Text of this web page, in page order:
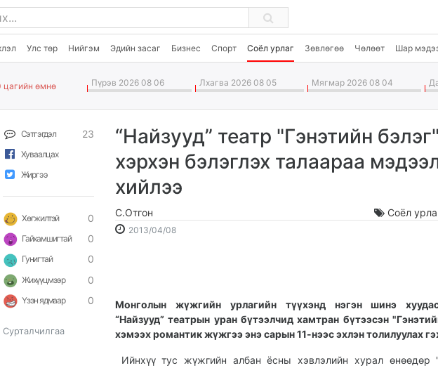
Улс төр Нийгэм Эдийн засаг Бизнес Спорт Соёл урлаг Зөвлөгөө Чөлөөт Шар
цагийн өмнө Пүрэв 2026 08 06 Лхагва 2026 08 05 Мягмар 2026 08 04
Сэтгэгдэл 23
Хуваалцах
Жиргээ
Хөгжилтэй 0
Гайхамшигтай 0
Гунигтай 0
Жихүүцмээр 0
Үзэн ядмаар 0
Сурталчилгаа
“Найзууд” театр "Гэнэтийн
хэрхэн бэлэглэх талаараа
хийлээ
С.Отгон Соёл
2013/04/082013-
2026-
Монголын жүжгийн урлагийн түүхэнд нэгэн шинэ
“Найзууд” театрын уран бүтээлчид хамтран бүтээсэн
хэмээх романтик жүжгээ энэ сарын 11-нээс эхлэн толилуулах
Ийнхүү тус жүжгийн албан ёсны хэвлэлийн хурал өнөөдөр